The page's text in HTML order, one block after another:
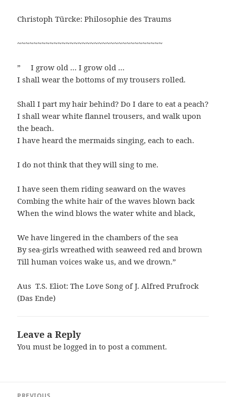
Christoph Türcke: Philosophie des Traums
~~~~~~~~~~~~~~~~~~~~~~~~~~~~~~~~~~~~
” I grow old … I grow old …
I shall wear the bottoms of my trousers rolled.
Shall I part my hair behind? Do I dare to eat a peach?
I shall wear white flannel trousers, and walk upon
the beach.
I have heard the mermaids singing, each to each.
I do not think that they will sing to me.
I have seen them riding seaward on the waves
Combing the white hair of the waves blown back
When the wind blows the water white and black,
We have lingered in the chambers of the sea
By sea-girls wreathed with seaweed red and brown
Till human voices wake us, and we drown.”
Aus T.S. Eliot: The Love Song of J. Alfred Prufrock
(Das Ende)
Leave a Reply
You must belogged in to post a comment.